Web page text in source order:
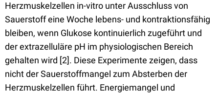
Herzmuskelzellen in-vitro unter Ausschluss von
Sauerstoff eine Woche lebens- und kontraktionsfähig
bleiben, wenn Glukose kontinuierlich zugeführt und
der extrazelluläre pH im physiologischen Bereich
gehalten wird [2]. Diese Experimente zeigen, dass
nicht der Sauerstoffmangel zum Absterben der
Herzmuskelzellen führt. Energiemangel und